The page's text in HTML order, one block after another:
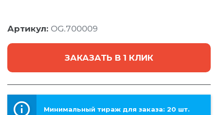
Артикул: OG.700009
ЗАКАЗАТЬ В 1 КЛИК
Минимальный тираж для заказа: 20 шт.